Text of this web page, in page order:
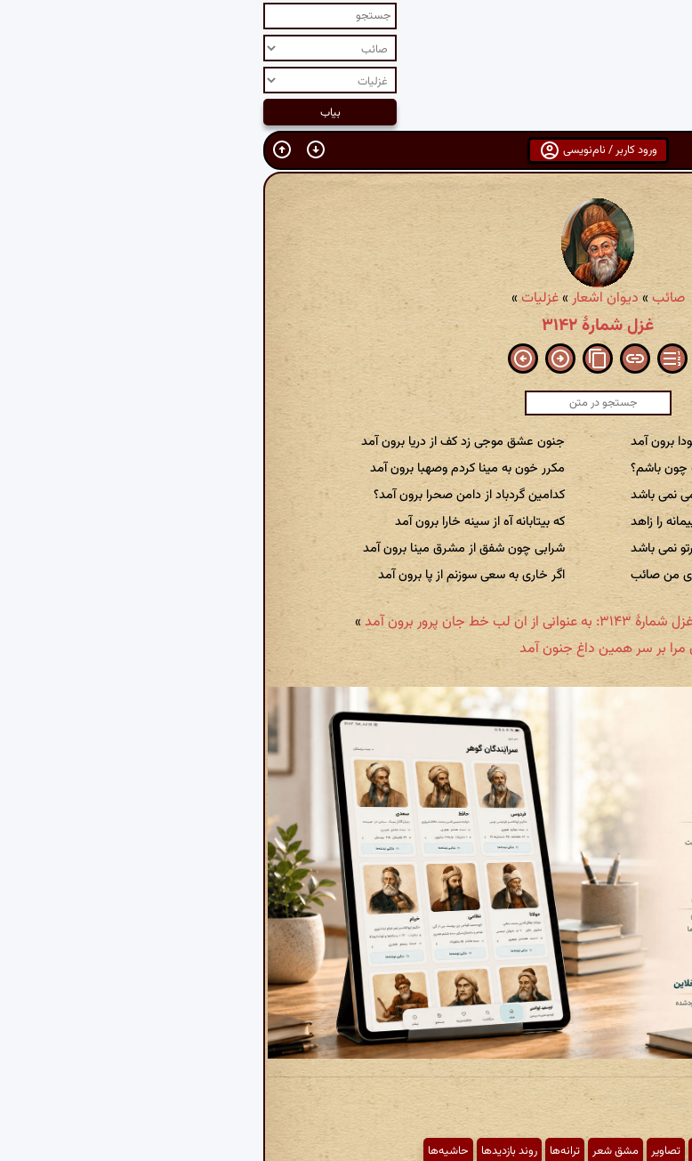
ورود کاربر / نام‌نویسی
صائب »دیوان اشعار»غزلیات»
غزل شمارهٔ ۳۱۴۲
برون آمد
جنون عشق موجی زد کف از دریا برون آمد
چون باشم؟
مکرر خون به مینا کردم وصهبا برون آمد
نمی باشد
کدامین گردباد از دامن صحرا برون آمد؟
را زاهد
که بیتابانه آه از سینه خارا برون آمد
نمی باشد
شرابی چون شفق از مشرق مینا برون آمد
من صائب
اگر خاری به سعی سوزنم از پا برون آمد
غزل شمارهٔ ۳۱۴۳: به عنوانی از ان لب خط جان پرور برون آمد
»
تصاویر مشق شعر ترانه‌ها روند بازدیدها حاشیه‌ها